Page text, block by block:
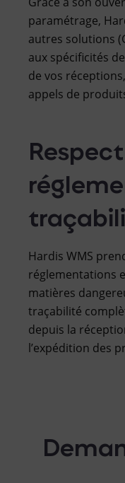
paramétrage,
autres solutions
aux spécificités
de vos
appels de
Hardis WMS
réglementations
matières
traçabilité
depuis la
l’expédition des